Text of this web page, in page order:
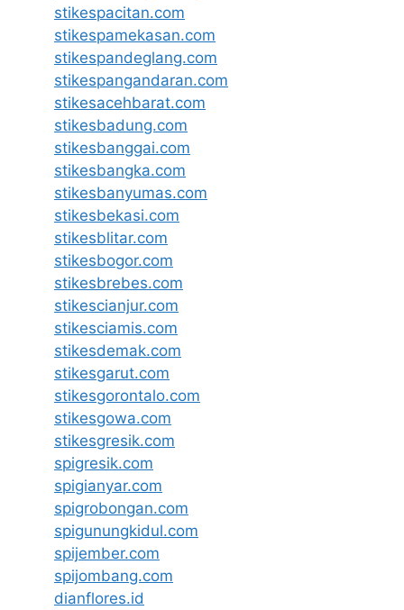
stikespacitan.com
stikespamekasan.com
stikespandeglang.com
stikespangandaran.com
stikesacehbarat.com
stikesbadung.com
stikesbanggai.com
stikesbangka.com
stikesbanyumas.com
stikesbekasi.com
stikesblitar.com
stikesbogor.com
stikesbrebes.com
stikescianjur.com
stikesciamis.com
stikesdemak.com
stikesgarut.com
stikesgorontalo.com
stikesgowa.com
stikesgresik.com
spigresik.com
spigianyar.com
spigrobongan.com
spigunungkidul.com
spijember.com
spijombang.com
dianflores.id